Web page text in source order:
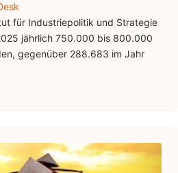
für Industriepolitik und Strategie
jährlich 750.000 bis 800.000
gegenüber 288.683 im Jahr